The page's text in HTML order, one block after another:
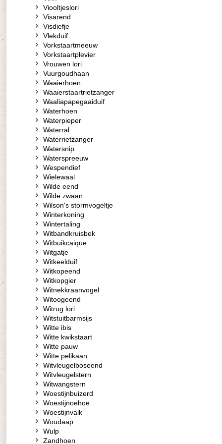
Viooltjeslori
Visarend
Visdiefje
Vlekduif
Vorkstaartmeeuw
Vorkstaartplevier
Vrouwen lori
Vuurgoudhaan
Waaierhoen
Waaierstaartrietzanger
Waaliapapegaaiduif
Waterhoen
Waterpieper
Waterral
Waterrietzanger
Watersnip
Waterspreeuw
Wespendief
Wielewaal
Wilde eend
Wilde zwaan
Wilson's stormvogeltje
Winterkoning
Wintertaling
Witbandkruisbek
Witbuikcaique
Witgatje
Witkeelduif
Witkopeend
Witkopgier
Witnekkraanvogel
Witoogeend
Witrug lori
Witstuitbarmsijs
Witte ibis
Witte kwikstaart
Witte pauw
Witte pelikaan
Witvleugelboseend
Witvleugelstern
Witwangstern
Woestijnbuizerd
Woestijnoehoe
Woestijnvalk
Woudaap
Wulp
Zandhoen